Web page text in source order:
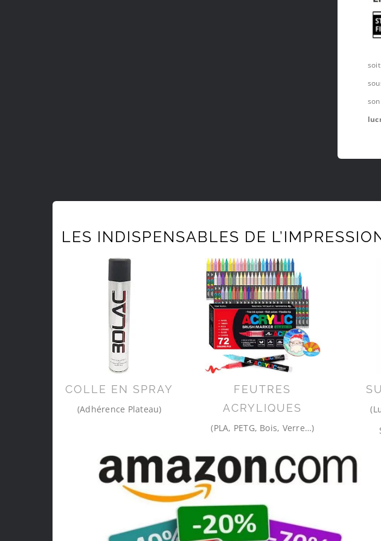
LES INDISPENSABLES DE
COLLE EN SPRAY
(Adhérence Plateau)
FEUTRES
ACRYLIQUES
(PLA, PETG, Bois, Verre…)